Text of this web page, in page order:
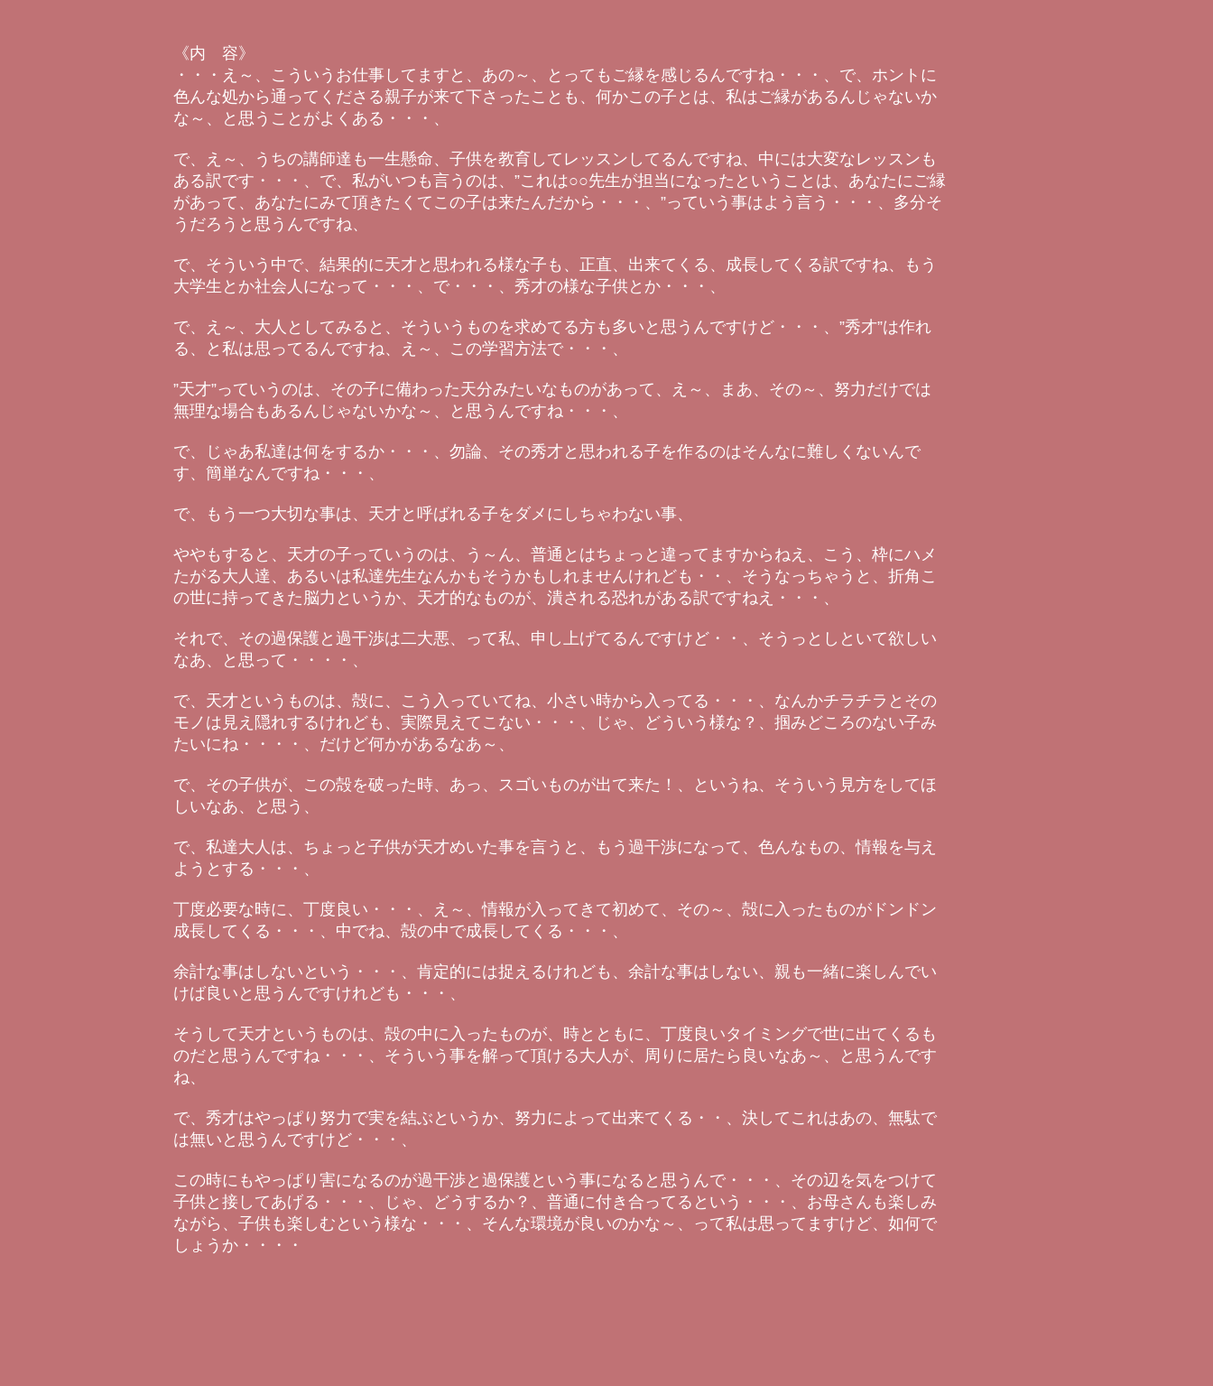
《内 容》
・・・え～、こういうお仕事してますと、あの～、とってもご縁を感じるんですね・・・、で、ホントに
色んな処から通ってくださる親子が来て下さったことも、何かこの子とは、私はご縁があるんじゃないか
な～、と思うことがよくある・・・、
で、え～、うちの講師達も一生懸命、子供を教育してレッスンしてるんですね、中には大変なレッスンも
ある訳です・・・、で、私がいつも言うのは、”これは○○先生が担当になったということは、あなたにご縁
があって、あなたにみて頂きたくてこの子は来たんだから・・・、”っていう事はよう言う・・・、多分そ
うだろうと思うんですね、
で、そういう中で、結果的に天才と思われる様な子も、正直、出来てくる、成長してくる訳ですね、もう
大学生とか社会人になって・・・、で・・・、秀才の様な子供とか・・・、
で、え～、大人としてみると、そういうものを求めてる方も多いと思うんですけど・・・、”秀才”は作れ
る、と私は思ってるんですね、え～、この学習方法で・・・、
”天才”っていうのは、その子に備わった天分みたいなものがあって、え～、まあ、その～、努力だけでは
無理な場合もあるんじゃないかな～、と思うんですね・・・、
で、じゃあ私達は何をするか・・・、勿論、その秀才と思われる子を作るのはそんなに難しくないんで
す、簡単なんですね・・・、
で、もう一つ大切な事は、天才と呼ばれる子をダメにしちゃわない事、
ややもすると、天才の子っていうのは、う～ん、普通とはちょっと違ってますからねえ、こう、枠にハメ
たがる大人達、あるいは私達先生なんかもそうかもしれませんけれども・・、そうなっちゃうと、折角こ
の世に持ってきた脳力というか、天才的なものが、潰される恐れがある訳ですねえ・・・、
それで、その過保護と過干渉は二大悪、って私、申し上げてるんですけど・・、そうっとしといて欲しい
なあ、と思って・・・・、
で、天才というものは、殻に、こう入っていてね、小さい時から入ってる・・・、なんかチラチラとその
モノは見え隠れするけれども、実際見えてこない・・・、じゃ、どういう様な？、掴みどころのない子み
たいにね・・・・、だけど何かがあるなあ～、
で、その子供が、この殻を破った時、あっ、スゴいものが出て来た！、というね、そういう見方をしてほ
しいなあ、と思う、
で、私達大人は、ちょっと子供が天才めいた事を言うと、もう過干渉になって、色んなもの、情報を与え
ようとする・・・、
丁度必要な時に、丁度良い・・・、え～、情報が入ってきて初めて、その～、殻に入ったものがドンドン
成長してくる・・・、中でね、殻の中で成長してくる・・・、
余計な事はしないという・・・、肯定的には捉えるけれども、余計な事はしない、親も一緒に楽しんでい
けば良いと思うんですけれども・・・、
そうして天才というものは、殻の中に入ったものが、時とともに、丁度良いタイミングで世に出てくるも
のだと思うんですね・・・、そういう事を解って頂ける大人が、周りに居たら良いなあ～、と思うんです
ね、
で、秀才はやっぱり努力で実を結ぶというか、努力によって出来てくる・・、決してこれはあの、無駄で
は無いと思うんですけど・・・、
この時にもやっぱり害になるのが過干渉と過保護という事になると思うんで・・・、その辺を気をつけて
子供と接してあげる・・・、じゃ、どうするか？、普通に付き合ってるという・・・、お母さんも楽しみ
ながら、子供も楽しむという様な・・・、そんな環境が良いのかな～、って私は思ってますけど、如何で
しょうか・・・・